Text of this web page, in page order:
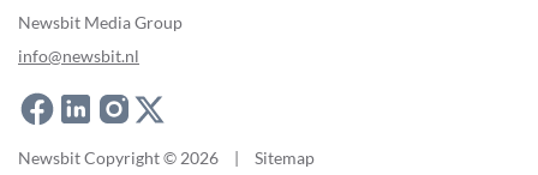
Newsbit Media Group
info@newsbit.nl
Newsbit Copyright © 2026 | Sitemap